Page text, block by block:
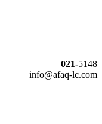
021-5148
info@afaq-lc.com